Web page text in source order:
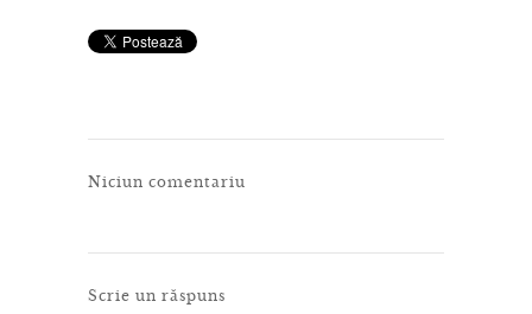
Niciun comentariu
Scrie un răspuns